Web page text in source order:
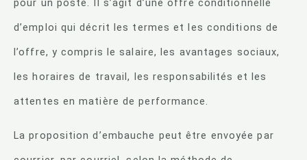
pour un poste. Il s’agit d’une offre conditionnelle
d’emploi qui décrit les termes et les conditions de
l’offre, y compris le salaire, les avantages sociaux,
les horaires de travail, les responsabilités et les
attentes en matière de performance.
La proposition d’embauche peut être envoyée par